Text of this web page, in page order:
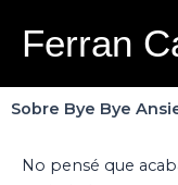
Ferran
Sobre Bye Bye
No pensé que